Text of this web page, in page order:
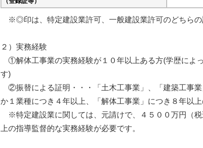
※◎印は、特定建設業許可、一般建設業許可のどちらの
２）実務経験
①解体工事業の実務経験が１０年以上ある方(学歴によ
す)
②振替による証明・・・「土木工事業」、「建築工事
か１業種につき４年以上、「解体工事業」につき８年以
※特定建設業に関しては、元請けで、４５００万円（税
上の指導監督的な実務経験が必要です。